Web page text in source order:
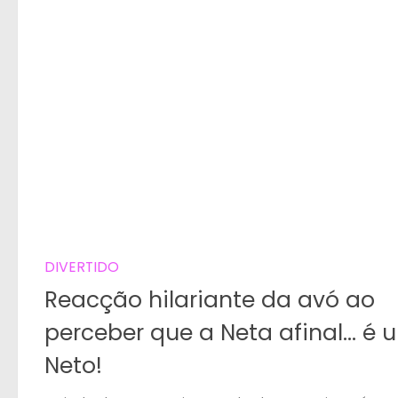
DIVERTIDO
Reacção hilariante da avó ao
perceber que a Neta afinal… é
Neto!